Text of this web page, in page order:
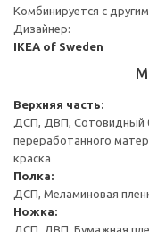
Комбинируется с
Дизайнер:
IKEA of Sweden
Верхняя часть:
ДСП, ДВП, Сотовидный
переработанного
краска
Полка:
ДСП, Меламиновая
Ножка:
ДСП, ДВП, Бумажная